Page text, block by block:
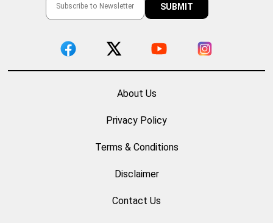
About Us
Privacy Policy
Terms & Conditions
Disclaimer
Contact Us